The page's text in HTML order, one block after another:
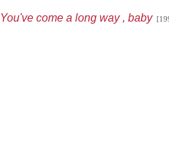
You've come a long way , baby